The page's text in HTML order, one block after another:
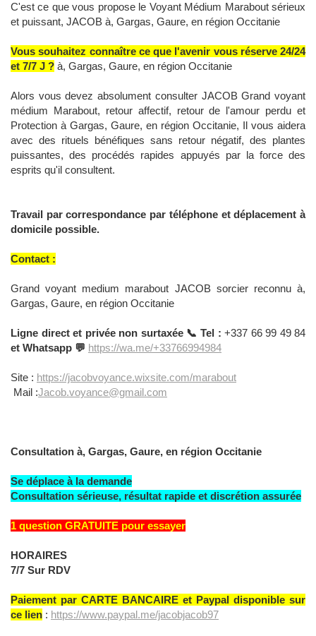
C'est ce que vous propose le Voyant Médium Marabout sérieux
et puissant, JACOB à, Gargas, Gaure, en région Occitanie
Vous souhaitez connaître ce que l'avenir vous réserve 24/24
et 7/7 J ? à, Gargas, Gaure, en région Occitanie
Alors vous devez absolument consulter JACOB Grand voyant
médium Marabout, retour affectif, retour de l'amour perdu et
Protection à Gargas, Gaure, en région Occitanie, Il vous aidera
avec des rituels bénéfiques sans retour négatif, des plantes
puissantes, des procédés rapides appuyés par la force des
esprits qu'il consultent.
Travail par correspondance par téléphone et déplacement à
domicile possible.
Contact :
Grand voyant medium marabout JACOB sorcier reconnu à,
Gargas, Gaure, en région Occitanie
Ligne direct et privée non surtaxée 📞 Tel : +337 66 99 49 84
et Whatsapp 💬 https://wa.me/+33766994984
Site : https://jacobvoyance.wixsite.com/marabout
Mail :Jacob.voyance@gmail.com
Consultation à, Gargas, Gaure, en région Occitanie
Se déplace à la demande
Consultation sérieuse, résultat rapide et discrétion assurée
1 question GRATUITE pour essayer
HORAIRES
7/7 Sur RDV
Paiement par CARTE BANCAIRE et Paypal disponible sur
ce lien : https://www.paypal.me/jacobjacob97